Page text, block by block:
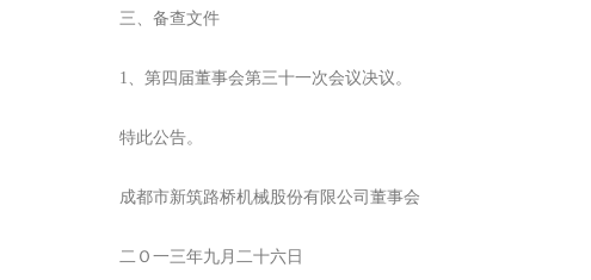
三、备查文件
1、第四届董事会第三十一次会议决议。
特此公告。
成都市新筑路桥机械股份有限公司董事会
二Ｏ一三年九月二十六日